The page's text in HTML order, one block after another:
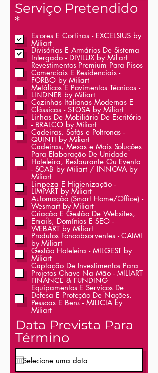
Serviço Pretendido
*O
b
r
i
g
a
t
ó
r
i
Estores E Cortinas - EXCELSIUS by
Miliart
Divisórias E Armários De Sistema
Intergado - DIVILUX by Miliart
Revestimentos Premium Para Pisos
Comerciais E Residenciais -
FORBO by Miliart
Metálicos E Pavimentos Técnicos -
LINDNER by Miliart
Cozinhas Italianas Modernas E
Clássicas - STOSA by Miliart
Linhas De Mobiliário De Escritório
- BRALCO by Miliart
Cadeiras, Sofás e Poltronas -
QUINTI by Miliart
Cadeiras, Mesas e Mais Soluções
Para Elaboração De Unidade
Hoteleira, Restaurante Ou Evento
- SCAB by Miliart / INNOVA by
Miliart
Limpeza E Higienização -
LIMPART by Miliart
Automação (Smart Home/Office) -
Wesmart by Miliart
Criação E Gestão De Websites,
Emails, Domínios E SEO -
WEBART by Miliart
Produtos Fonoabsorventes - CAIMI
by Miliart
Gestão Hoteleira - MILGEST by
Miliart
Captação De Investimentos Para
Projetos Chave Na Mão - MILIART
FINANCE & FUNDING
Equipamentos E Serviços De
Defesa E Proteção De Nações,
Pessoas E Bens - MILICIA by
Miliart
Data Prevista Para
Término